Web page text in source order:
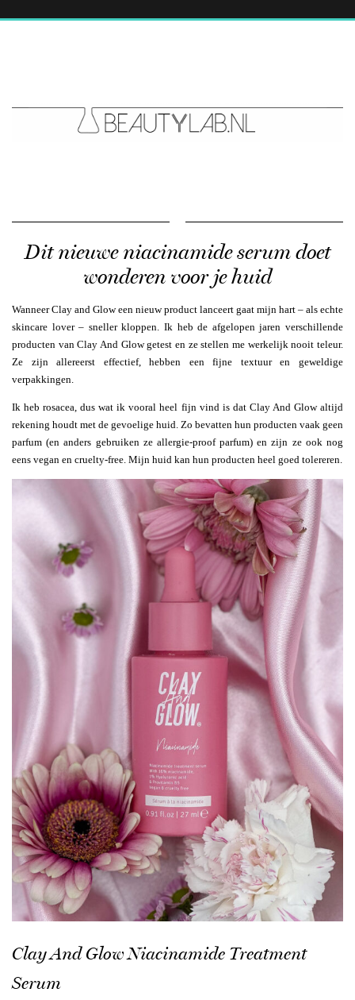
Dit nieuwe niacinamide serum doet
wonderen voor je huid
Wanneer Clay and Glow een nieuw product lanceert gaat mijn hart – als echte
skincare lover – sneller kloppen. Ik heb de afgelopen jaren verschillende
producten van Clay And Glow getest en ze stellen me werkelijk nooit teleur.
Ze zijn allereerst effectief, hebben een fijne textuur en geweldige
verpakkingen.
Ik heb rosacea, dus wat ik vooral heel fijn vind is dat Clay And Glow altijd
rekening houdt met de gevoelige huid. Zo bevatten hun producten vaak geen
parfum (en anders gebruiken ze allergie-proof parfum) en zijn ze ook nog
eens vegan en cruelty-free. Mijn huid kan hun producten heel goed tolereren.
Clay And Glow Niacinamide Treatment
Serum